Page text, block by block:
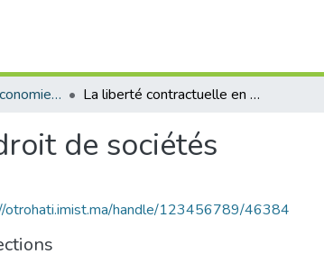
CEDoc - Droit et Economie (FSJES Agdal) La liberté contractuelle en droit de sociétés
de sociétés
otrohati.imist.ma/handle/123456789/46384